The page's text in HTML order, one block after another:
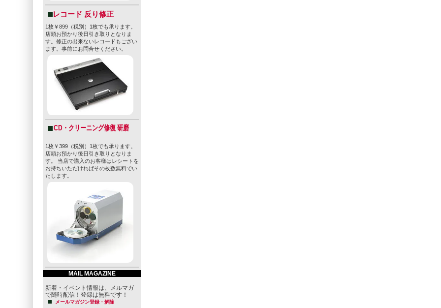
レコード 反り修正
1枚￥899（税別）1枚でも承ります。
店頭お預かり後日引き取りとなりま
す。修正の出来ないレコードもござい
ます。事前にお問合せください。
CD・クリーニング修復 研磨
1枚￥399（税別）1枚でも承ります。
店頭お預かり後日引き取りとなりま
す。 当店で購入のお客様はレシートを
お持ちいただければその枚数無料でい
たします。
MAIL MAGAZINE
新着・イベント情報は、メルマガ
で随時配信！登録は無料です！
メールマガジン登録・解除